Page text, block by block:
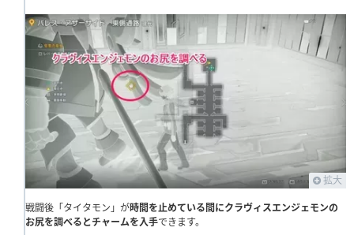
拡大
戦闘後「タイタモン」が時間を止めている間にクラヴィスエンジェモンの
お尻を調べるとチャームを入手できます。